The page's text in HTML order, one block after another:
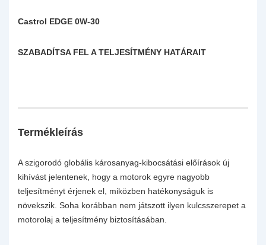
Castrol EDGE 0W-30
SZABADÍTSA FEL A TELJESÍTMÉNY HATÁRAIT
Termékleírás
A szigorodó globális károsanyag-kibocsátási előírások új
kihívást jelentenek, hogy a motorok egyre nagyobb
teljesítményt érjenek el, miközben hatékonyságuk is
növekszik. Soha korábban nem játszott ilyen kulcsszerepet a
motorolaj a teljesítmény biztosításában.